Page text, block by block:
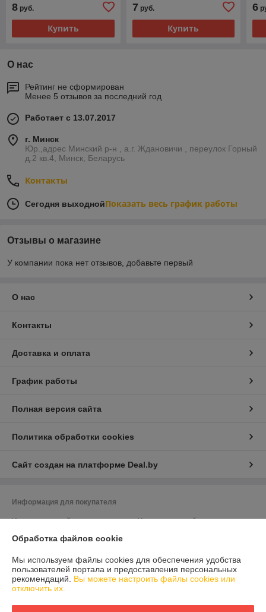
8 руб.
Купить
7 руб.
Купить
6
О нас
Рейтинг не сформирован
Менее 5 отзывов за последний год
Работает с 13.07.2017
г. Минск
Юр.,адрес Минский р-н , а.г. Ждановичи , переулок Горный
д.2 кв.4, Минск, Беларусь
Контакты
Сегодня выходнойПоказать весь график работы
Отзывы о магазине
У компании пока нет отзывов, добавьте первый
О нас
Контакты
Доставка и оплата
График работы
Полная версия сайта
Политика обработки cookies
Сайт создан на платформе Deal.by
Информация для покупателя
Индивидуальный предприниматель:Индивидуальный
223028 Минский р-н, а.г. Ждановичи, пер. Горный 2/4
Регистрационный номер ЕГР: 690593477
УНП: 690593477
Обработка файлов cookie
Мы используем файлы cookies для обеспечения удобства
пользователей портала и предоставления персональных
рекомендаций. Вы можете настроить файлы cookies или
отключить их.